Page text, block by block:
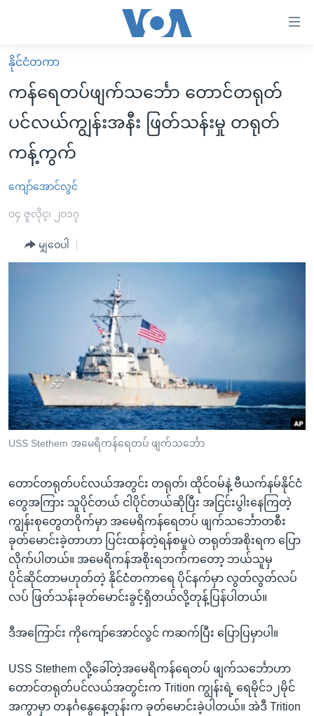
လွယ်ကူ
စေ
သည့်
များ
ပင်မ
ကျော်
ကြည့်
သို့
ကျော်
ကြည့်
ရန်
ရှာဖွေ
နေရာ
သို့
ကျော်
ရန်
မူလစာမျက်နှာ
မြန်မာ
ကမ္ဘာ့သတင်းများ
နိုင်ငံတကာ
အစ္စရေး-ပါလက်စတိုင်း
ဗွီဒီယို
အင်္ဂလိပ်စာလေ့လာမယ်
အမေရိကန်သုံးအီဒီယံ
ရုပ်ရှင်ထဲက အင်္ဂလိပ်စာ
သုတပဒေသာ အင်္ဂလိပ်စာ
အပတ်စဉ်ကဏ္ဍများ
ရေဒီယိုနှင့်ရုပ်သံ အချက်အလက်များ
ရေဒီယို/တီဗွီအစီအစဉ်
ဗွီအိုအေ လူမှုကွန်ယက်များ
ဘာသာစကားများ
နိုင်ငံတကာ
ကန်ရေတပ်ဖျက်သင်္ဘော တောင်တရုတ်
ပင်လယ်ကျွန်းအနီး ဖြတ်သန်းမှု တရုတ်
ကန့်ကွက်
ကျော်အောင်လွင်
၀၄ ဇူလိုင္၊ ၂၀၁၇
မျှဝေပါ
USS Stethem အမေရိကန်ရေတပ် ဖျက်သင်္ဘော
တောင်တရုတ်ပင်လယ်အတွင်း တရုတ်၊ ထိုင်ဝမ်နဲ့ ဗီယက်နမ်နိုင်ငံ
တွေအကြား သူပိုင်တယ် ငါပိုင်တယ်ဆိုပြီး အငြင်းပွါးနေကြတဲ့
ကျွန်းစုတွေတဝိုက်မှာ အမေရိကန်ရေတပ် ဖျက်သင်္ဘောတစီး
ခုတ်မောင်းခဲ့တာဟာ ပြင်းထန်တဲ့ရန်စမှုပဲ တရုတ်အစိုးရက ပြော
လိုက်ပါတယ်။ အမေရိကန်အစိုးရဘက်ကတော့ ဘယ်သူမှ
ပိုင်ဆိုင်တာမဟုတ်တဲ့ နိုင်ငံတကာရေ ပိုင်နက်မှာ လွတ်လွတ်လပ်
လပ် ဖြတ်သန်းခုတ်မောင်းခွင့်ရှိတယ်လို့တုန့်ပြန်ပါတယ်။
ဒီအကြောင်း ကိုကျော်အောင်လွင် ကဆက်ပြီး ပြောပြမှာပါ။
USS Stethem လို့ခေါ်တဲ့အမေရိကန်ရေတပ် ဖျက်သင်္ဘောဟာ
တောင်တရုတ်ပင်လယ်အတွင်းက Trition ကျွန်းရဲ့ ရေမိုင်၁၂မိုင်
အကွာမှာ တနင်္ဂနွေနေ့တုန်းက ခုတ်မောင်းခဲ့ပါတယ်။ အဲဒီ Trition